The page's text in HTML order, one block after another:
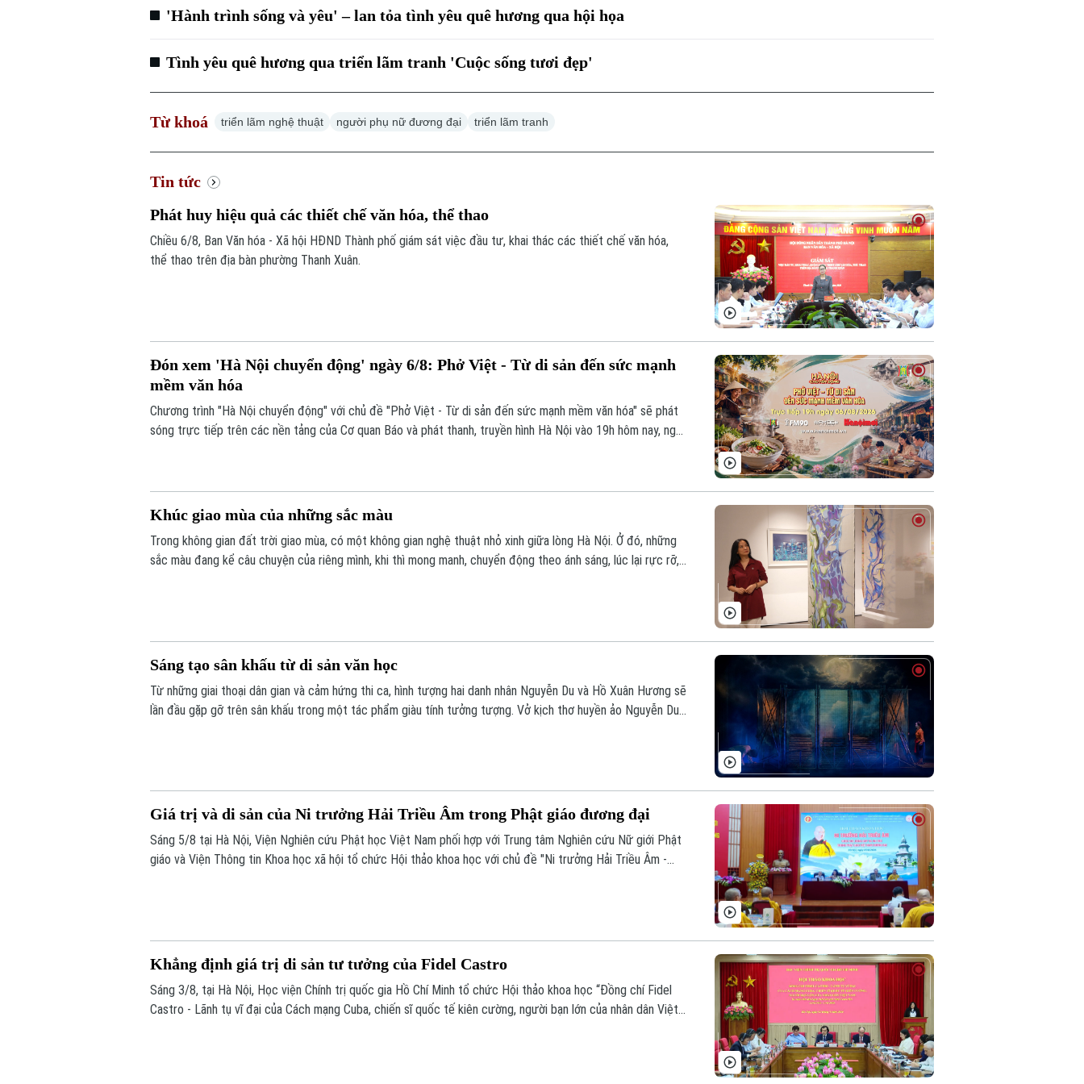
'Hành trình sống và yêu' – lan tỏa tình yêu quê hương qua hội họa
Tình yêu quê hương qua triển lãm tranh 'Cuộc sống tươi đẹp'
Từ khoá triển lãm nghệ thuật người phụ nữ đương đại triển lãm tranh
Tin tức
Phát huy hiệu quả các thiết chế văn hóa, thể thao
Chiều 6/8, Ban Văn hóa - Xã hội HĐND Thành phố giám sát việc đầu tư, khai thác các thiết chế văn hóa,
thể thao trên địa bàn phường Thanh Xuân.
Đón xem 'Hà Nội chuyển động' ngày 6/8: Phở Việt - Từ di sản đến sức mạnh
mềm văn hóa
Chương trình "Hà Nội chuyển động" với chủ đề "Phở Việt - Từ di sản đến sức mạnh mềm văn hóa" sẽ phát
sóng trực tiếp trên các nền tảng của Cơ quan Báo và phát thanh, truyền hình Hà Nội vào 19h hôm nay, ngày
Khúc giao mùa của những sắc màu
Trong không gian đất trời giao mùa, có một không gian nghệ thuật nhỏ xinh giữa lòng Hà Nội. Ở đó, những
sắc màu đang kể câu chuyện của riêng mình, khi thì mong manh, chuyển động theo ánh sáng, lúc lại rực rỡ,
Sáng tạo sân khấu từ di sản văn học
Từ những giai thoại dân gian và cảm hứng thi ca, hình tượng hai danh nhân Nguyễn Du và Hồ Xuân Hương sẽ
lần đầu gặp gỡ trên sân khấu trong một tác phẩm giàu tính tưởng tượng. Vở kịch thơ huyền ảo Nguyễn Du
Giá trị và di sản của Ni trưởng Hải Triều Âm trong Phật giáo đương đại
Sáng 5/8 tại Hà Nội, Viện Nghiên cứu Phật học Việt Nam phối hợp với Trung tâm Nghiên cứu Nữ giới Phật
giáo và Viện Thông tin Khoa học xã hội tổ chức Hội thảo khoa học với chủ đề "Ni trưởng Hải Triều Âm -
Khẳng định giá trị di sản tư tưởng của Fidel Castro
Sáng 3/8, tại Hà Nội, Học viện Chính trị quốc gia Hồ Chí Minh tổ chức Hội thảo khoa học “Đồng chí Fidel
Castro - Lãnh tụ vĩ đại của Cách mạng Cuba, chiến sĩ quốc tế kiên cường, người bạn lớn của nhân dân Việt